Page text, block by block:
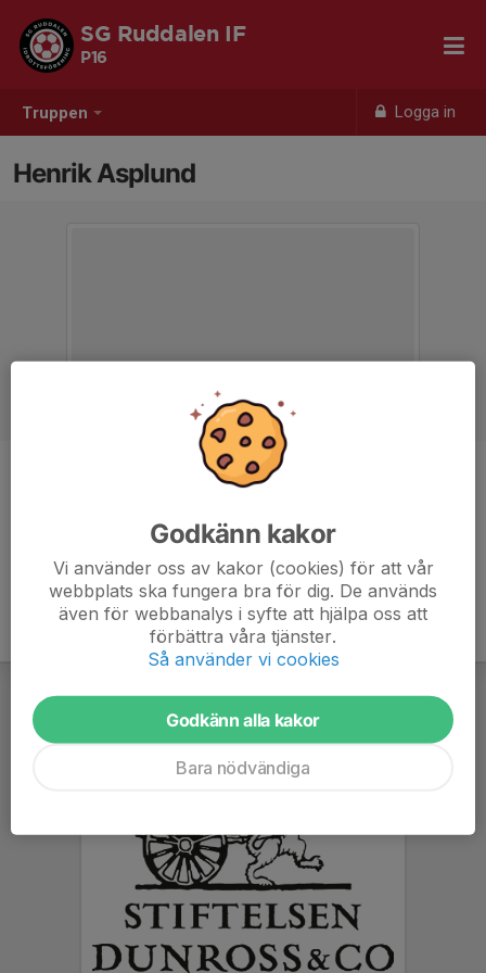
Truppen Logga in
SG Ruddalen IF
P16
Henrik Asplund
Ledare
Godkänn kakor
Vi använder oss av kakor (cookies) för att vår
webbplats ska fungera bra för dig. De används
även för webbanalys i syfte att hjälpa oss att
förbättra våra tjänster.
Så använder vi cookies
Godkänn alla kakor
Bara nödvändiga